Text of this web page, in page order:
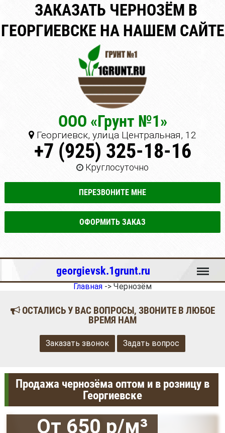
ЗАКАЗАТЬ ЧЕРНОЗЁМ В
ГЕОРГИЕВСКЕ НА НАШЕМ САЙТЕ
ООО «Грунт №1»
Георгиевск, улица Центральная, 12
+7 (925) 325-18-16
Круглосуточно
ПЕРЕЗВОНИТЕ МНЕ
ОФОРМИТЬ ЗАКАЗ
georgievsk.1grunt.ru Меню
Главная -> Чернозём
ОСТАЛИСЬ У ВАС ВОПРОСЫ, ЗВОНИТЕ В ЛЮБОЕ
ВРЕМЯ НАМ
Заказать звонок Задать вопрос
Продажа чернозёма оптом и в розницу в
Георгиевске
От 650 р/м³